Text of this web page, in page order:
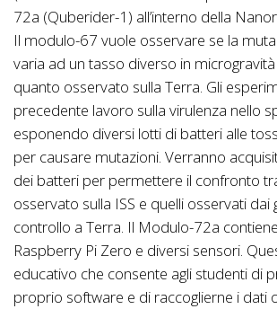
72a (Quberider-1) all’interno della
Il modulo-67 vuole osservare se la
varia ad un tasso diverso in
quanto osservato sulla Terra. Gli
precedente lavoro sulla virulenza nello
esponendo diversi lotti di batteri alle
per causare mutazioni. Verranno
dei batteri per permettere il confronto
osservato sulla ISS e quelli osservati dai
controllo a Terra. Il Modulo-72a
Raspberry Pi Zero e diversi sensori.
educativo che consente agli studenti di
proprio software e di raccoglierne i dati